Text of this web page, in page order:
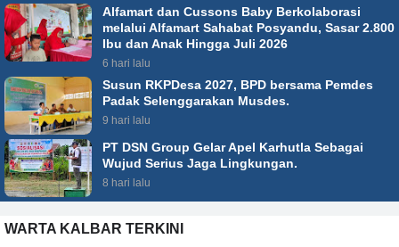
Alfamart dan Cussons Baby Berkolaborasi
melalui Alfamart Sahabat Posyandu, Sasar 2.800
Ibu dan Anak Hingga Juli 2026
6 hari lalu
Susun RKPDesa 2027, BPD bersama Pemdes
Padak Selenggarakan Musdes.
9 hari lalu
PT DSN Group Gelar Apel Karhutla Sebagai
Wujud Serius Jaga Lingkungan.
8 hari lalu
WARTA KALBAR TERKINI